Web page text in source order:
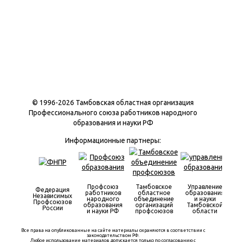
© 1996-2026 Тамбовская областная организация
Профессионального союза работников народного
образования и науки РФ
Информационные партнеры:
Федерация
Независимых
Профсоюзов
России
Профсоюз
работников
народного
образования
и науки РФ
Тамбовское
областное
объединение
организаций
профсоюзов
Управление
образования
и науки
Тамбовской
области
Все права на опубликованные на сайте материалы охраняются в соответствии с
законодательством РФ.
Любое использование материалов допускается только по согласованию с